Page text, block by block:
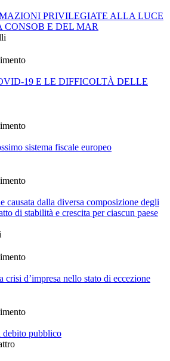
PRIVILEGIATE ALLA LUCE
E DEL MAR
19 E LE DIFFICOLTÀ DELLE
sistema fiscale europeo
causata dalla diversa composizione degli
di stabilità e crescita per ciascun paese
d’impresa nello stato di eccezione
debito pubblico